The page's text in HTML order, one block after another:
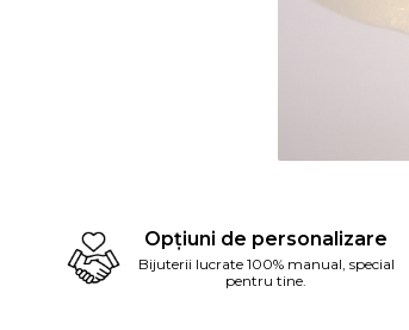
Opțiuni de personalizare
Bijuterii lucrate 100% manual, special
pentru tine.